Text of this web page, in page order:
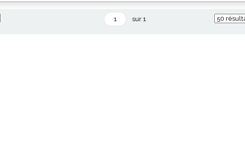
sur 1